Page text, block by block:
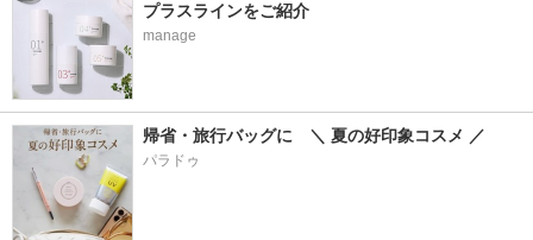
プラスラインをご紹介
manage
帰省・旅行バッグに　＼ 夏の好印象コスメ ／
パラドゥ